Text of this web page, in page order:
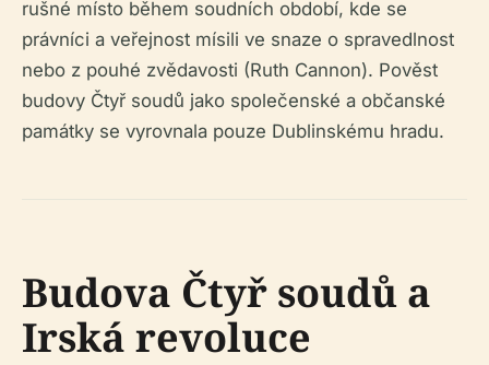
rušné místo během soudních období, kde se
právníci a veřejnost mísili ve snaze o spravedlnost
nebo z pouhé zvědavosti (Ruth Cannon). Pověst
budovy Čtyř soudů jako společenské a občanské
památky se vyrovnala pouze Dublinskému hradu.
Budova Čtyř soudů a
Irská revoluce